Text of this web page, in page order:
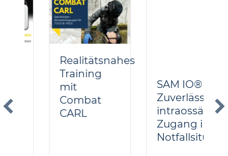
Realitätsnahes
Training
Combat
CARL
SAM IO® –
intraossärer
Zugang in
Notfallsituationen